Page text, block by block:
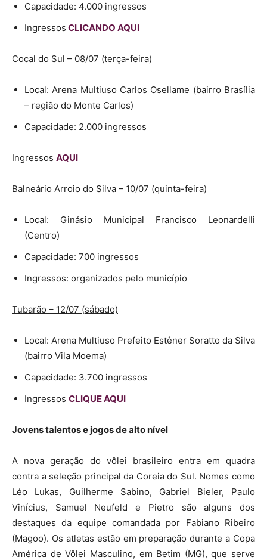
Capacidade: 4.000 ingressos
Ingressos CLICANDO AQUI
Cocal do Sul – 08/07 (terça-feira)
Local: Arena Multiuso Carlos Osellame (bairro Brasília
– região do Monte Carlos)
Capacidade: 2.000 ingressos
Ingressos AQUI
Balneário Arroio do Silva – 10/07 (quinta-feira)
Local: Ginásio Municipal Francisco Leonardelli
(Centro)
Capacidade: 700 ingressos
Ingressos: organizados pelo município
Tubarão – 12/07 (sábado)
Local: Arena Multiuso Prefeito Estêner Soratto da Silva
(bairro Vila Moema)
Capacidade: 3.700 ingressos
Ingressos CLIQUE AQUI
Jovens talentos e jogos de alto nível
A nova geração do vôlei brasileiro entra em quadra
contra a seleção principal da Coreia do Sul. Nomes como
Léo Lukas, Guilherme Sabino, Gabriel Bieler, Paulo
Vinícius, Samuel Neufeld e Pietro são alguns dos
destaques da equipe comandada por Fabiano Ribeiro
(Magoo). Os atletas estão em preparação durante a Copa
América de Vôlei Masculino, em Betim (MG), que serve